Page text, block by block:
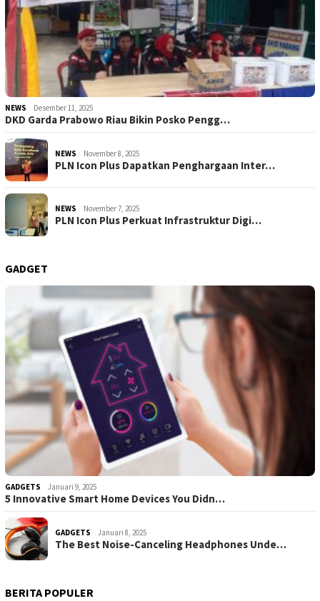
NEWS Desember 11, 2025
DKD Garda Prabowo Riau Bikin Posko Pengg…
NEWS November 8, 2025
PLN Icon Plus Dapatkan Penghargaan Inter…
NEWS November 7, 2025
PLN Icon Plus Perkuat Infrastruktur Digi…
GADGET
GADGETS Januari 9, 2025
5 Innovative Smart Home Devices You Didn…
GADGETS Januari 8, 2025
The Best Noise-Canceling Headphones Unde…
BERITA POPULER